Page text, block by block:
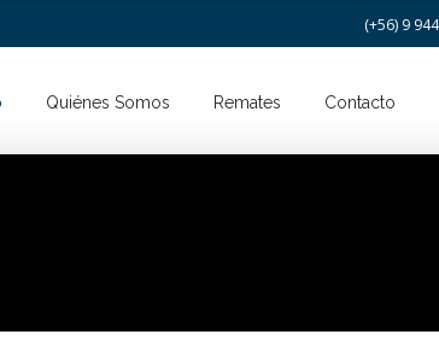
(+56) 9
Quiénes Somos Remates Contacto